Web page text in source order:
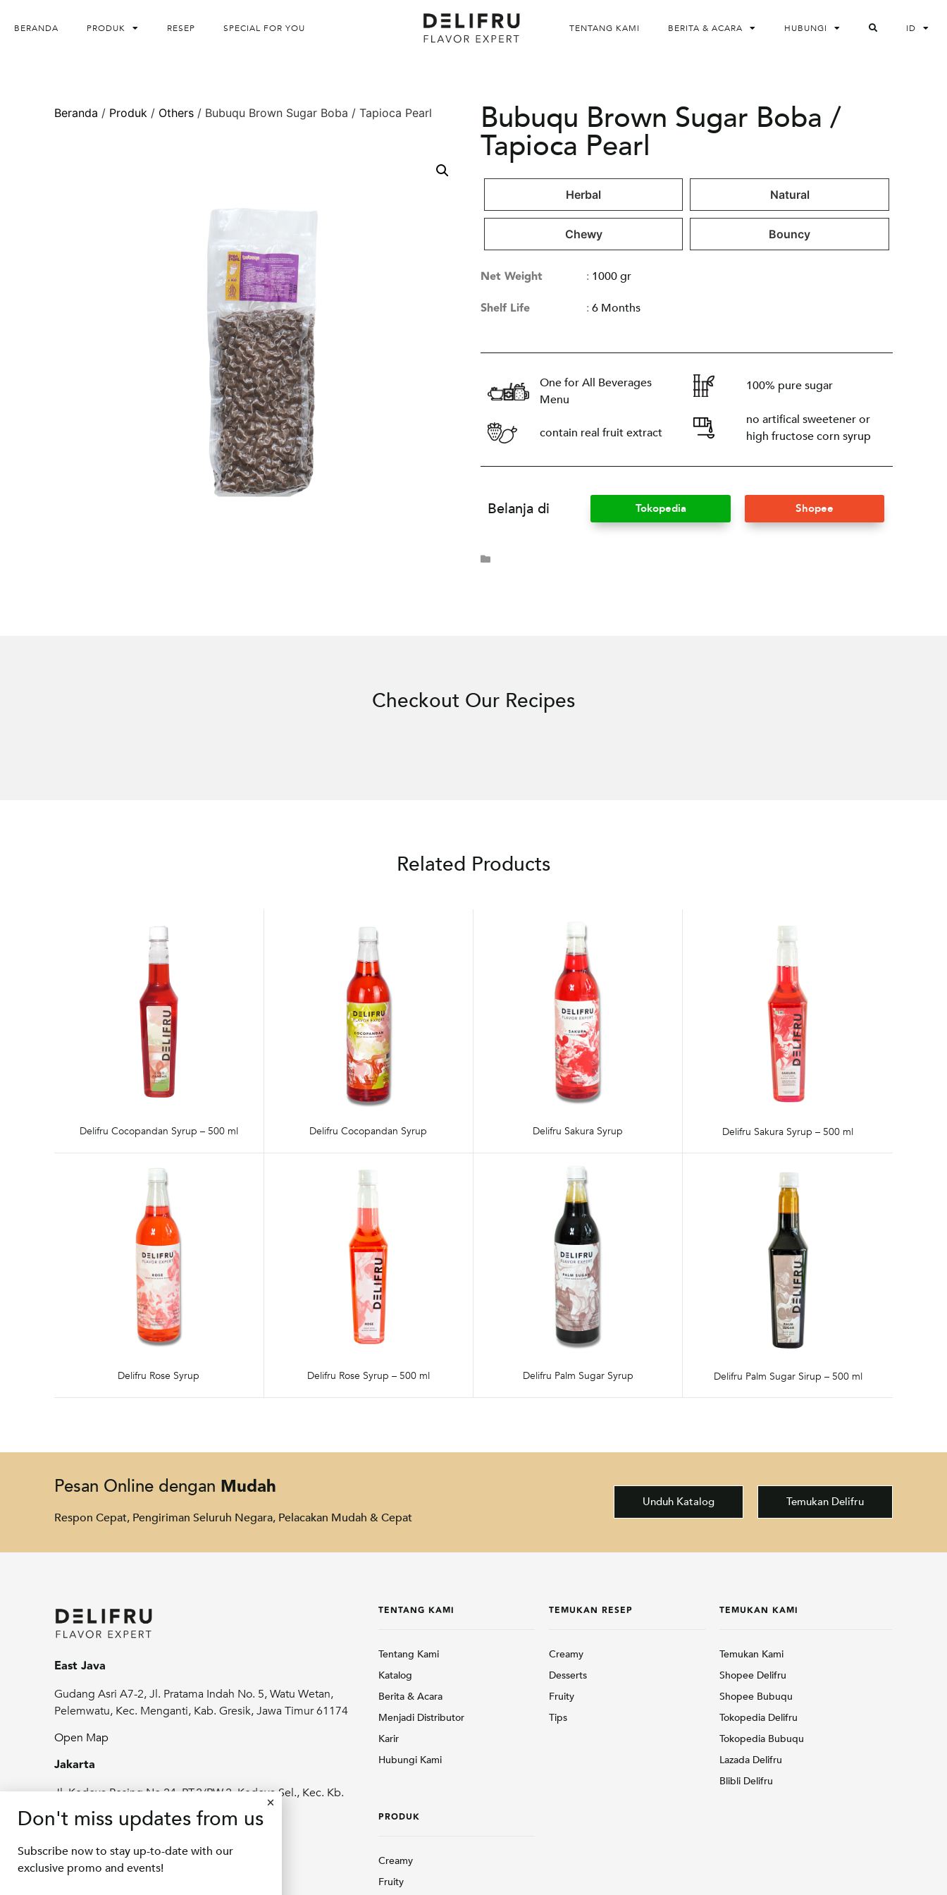
BERANDA PRODUK RESEP SPECIAL FOR YOU TENTANG KAMI BERITA & ACARA HUBUNGI ID
Beranda / Produk / Others / Bubuqu Brown Sugar Boba / Tapioca Pearl Bubuqu Brown Sugar Boba /
Tapioca Pearl
Herbal Natural
Chewy Bouncy
Net Weight : 1000 gr
Shelf Life : 6 Months
One for All Beverages
Menu
contain real fruit extract
100% pure sugar
no artifical sweetener or
high fructose corn syrup
Belanja di Tokopedia Shopee
Checkout Our Recipes
Related Products
Delifru Cocopandan Syrup – 500 ml Delifru Cocopandan Syrup Delifru Sakura Syrup Delifru Sakura Syrup – 500 ml
Delifru Rose Syrup Delifru Rose Syrup – 500 ml Delifru Palm Sugar Syrup Delifru Palm Sugar Sirup – 500 ml
Pesan Online dengan Mudah
Respon Cepat, Pengiriman Seluruh Negara, Pelacakan Mudah & Cepat
Unduh Katalog Temukan Delifru
East Java
Gudang Asri A7-2, Jl. Pratama Indah No. 5, Watu Wetan,
Pelemwatu, Kec. Menganti, Kab. Gresik, Jawa Timur 61174
Open Map
Jakarta
Jl. Kedoya Pesing No.24, RT.2/RW.2, Kedoya Sel., Kec. Kb.
Jeruk, Kota Jakarta Barat, Daerah Khusus
Ibukota Jakarta 11520
Open Map
TENTANG KAMI
Tentang Kami
Katalog
Berita & Acara
Menjadi Distributor
Karir
Hubungi Kami
PRODUK
Creamy
Fruity
TEMUKAN RESEP
Creamy
Desserts
Fruity
Tips
TEMUKAN KAMI
Temukan Kami
Shopee Delifru
Shopee Bubuqu
Tokopedia Delifru
Tokopedia Bubuqu
Lazada Delifru
Blibli Delifru
Don't miss updates from us
Subscribe now to stay up-to-date with our
exclusive promo and events!